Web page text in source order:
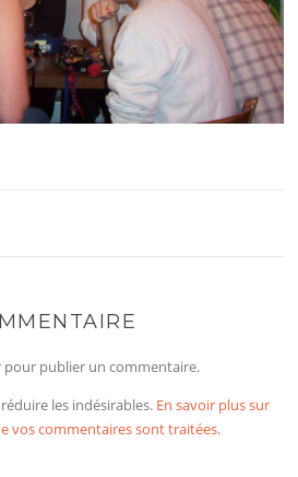
pour publier un commentaire.
les indésirables. En savoir plus sur
vos commentaires sont traitées.